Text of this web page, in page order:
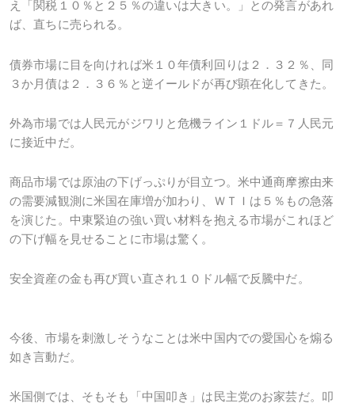
え「関税１０％と２５％の違いは大きい。」との発言があれ
ば、直ちに売られる。
債券市場に目を向ければ米１０年債利回りは２．３２％、同
３か月債は２．３６％と逆イールドが再び顕在化してきた。
外為市場では人民元がジワリと危機ライン１ドル＝７人民元
に接近中だ。
商品市場では原油の下げっぷりが目立つ。米中通商摩擦由来
の需要減観測に米国在庫増が加わり、ＷＴＩは５％もの急落
を演じた。中東緊迫の強い買い材料を抱える市場がこれほど
の下げ幅を見せることに市場は驚く。
安全資産の金も再び買い直され１０ドル幅で反騰中だ。
今後、市場を刺激しそうなことは米中国内での愛国心を煽る
如き言動だ。
米国側では、そもそも「中国叩き」は民主党のお家芸だ。叩